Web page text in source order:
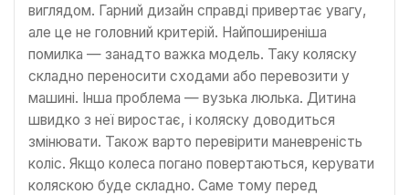
виглядом. Гарний дизайн справді привертає увагу,
але це не головний критерій. Найпоширеніша
помилка — занадто важка модель. Таку коляску
складно переносити сходами або перевозити у
машині. Інша проблема — вузька люлька. Дитина
швидко з неї виростає, і коляску доводиться
змінювати. Також варто перевірити маневреність
коліс. Якщо колеса погано повертаються, керувати
коляскою буде складно. Саме тому перед